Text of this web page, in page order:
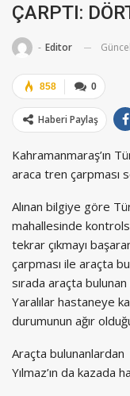
ÇARPTI:
- Editor
0
858
Haberi Paylaş
Kahramanmaraş’ın
araca tren çarpması
Alınan bilgiye göre
mahallesinde
tekrar çıkmayı
çarpması ile araçta
sırada araçta
Yaralılar hastaneye
durumunun ağır
Araçta bulunanlardan
Yılmaz’ın da kazada